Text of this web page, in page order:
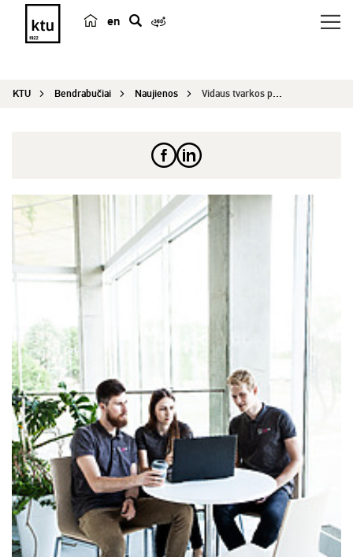
en
e
KTU Bendrabučiai Naujienos Vidaus tvarkos pasikeitimai